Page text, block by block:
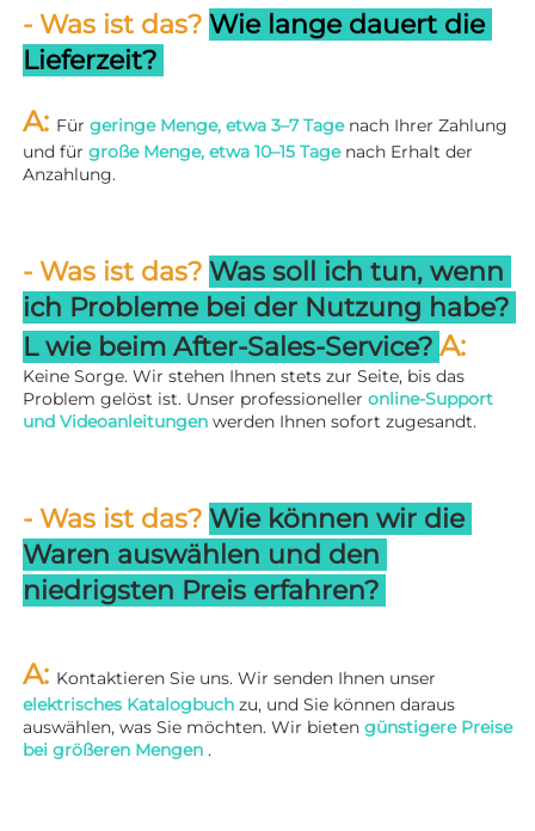
- Was ist das? Wie lange dauert die
Lieferzeit?
A: Für geringe Menge, etwa 3–7 Tage nach Ihrer Zahlung
und für große Menge, etwa 10–15 Tage nach Erhalt der
Anzahlung.
- Was ist das? Was soll ich tun, wenn
L wie beim After-Sales-Service?
Keine Sorge. Wir stehen Ihnen stets zur Seite, bis das
Problem gelöst ist. Unser professioneller online-Support
und Videoanleitungen werden Ihnen sofort zugesandt.
- Was ist das? Wie können wir die
Waren auswählen und den
niedrigsten Preis erfahren?
A:
elektrisches Katalogbuch zu, und Sie können daraus
auswählen, was Sie möchten. Wir bieten günstigere Preise
bei größeren Mengen .